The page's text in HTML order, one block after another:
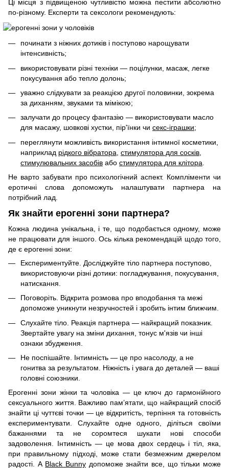
Ці місця з підвищеною чутливістю можна пестити абсолютно
по-різному. Експерти та сексологи рекомендують:
починати з ніжних дотиків і поступово нарощувати
інтенсивність;
використовувати різні техніки — поцілунки, масаж, легке
покусування або тепло долонь;
уважно слідкувати за реакцією другої половинки, зокрема
за диханням, звуками та мімікою;
залучати до процесу фантазію — використовувати масло
для масажу, шовкові хустки, пір'їнки чи секс-іграшки;
переглянути можливість використання інтимної косметики,
наприклад рідкого вібратора стимулятора для сосків
стимулювальних засобів або стимулятора для клітора
Не варто забувати про психологічний аспект. Компліменти чи
еротичні слова допоможуть налаштувати партнера на
потрібний лад.
Як знайти ерогенні зони партнера?
Кожна людина унікальна, і те, що подобається одному, може
не працювати для іншого. Ось кілька рекомендацій щодо того,
де є ерогенні зони:
Експериментуйте. Досліджуйте тіло партнера поступово,
використовуючи різні дотики: погладжування, покусування,
натискання.
Поговоріть. Відкрита розмова про вподобання та межі
допоможе уникнути незручностей і зробить інтим ближчим.
Слухайте тіло. Реакція партнера — найкращий показник.
Звертайте увагу на зміни дихання, тонус м'язів чи інші
ознаки збудження.
Не поспішайте. Інтимність — це про насолоду, а не
гонитва за результатом. Ніжність і увага до деталей — ваші
головні союзники.
Ерогенні зони жінки та чоловіка — це ключ до гармонійного
сексуального життя. Важливо пам’ятати, що найкращий спосіб
знайти ці чуттєві точки — це відкритість, терпіння та готовність
експериментувати. Слухайте одне одного, діліться своїми
бажаннями та не соромтеся шукати нові способи
задоволення. Інтимність — це мова двох сердець і тіл, яка,
при правильному підході, може стати безмежним джерелом
радості. А Black Bunny допоможе знайти все, що тільки може